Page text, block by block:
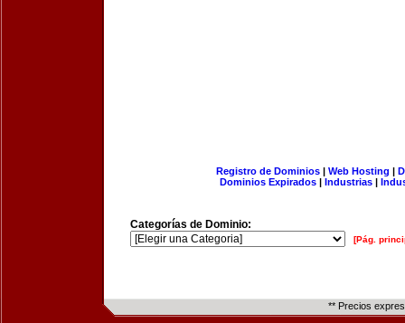
Registro de Dominios| Web Hosting |
Dominios Expirados | Industrias |
Categorías de Dominio:
[Pág.
** Precios